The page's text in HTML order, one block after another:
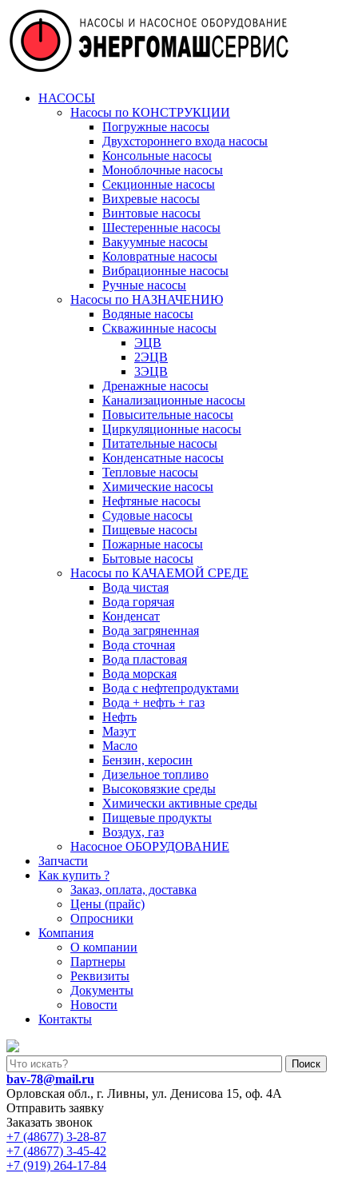
НАСОСЫ
Насосы по КОНСТРУКЦИИ
Погружные насосы
Двухстороннего входа насосы
Консольные насосы
Моноблочные насосы
Секционные насосы
Вихревые насосы
Винтовые насосы
Шестеренные насосы
Вакуумные насосы
Коловратные насосы
Вибрационные насосы
Ручные насосы
Насосы по НАЗНАЧЕНИЮ
Водяные насосы
Скважинные насосы
ЭЦВ
2ЭЦВ
3ЭЦВ
Дренажные насосы
Канализационные насосы
Повысительные насосы
Циркуляционные насосы
Питательные насосы
Конденсатные насосы
Тепловые насосы
Химические насосы
Нефтяные насосы
Судовые насосы
Пищевые насосы
Пожарные насосы
Бытовые насосы
Насосы по КАЧАЕМОЙ СРЕДЕ
Вода чистая
Вода горячая
Конденсат
Вода загряненная
Вода сточная
Вода пластовая
Вода морская
Вода с нефтепродуктами
Вода + нефть + газ
Нефть
Мазут
Масло
Бензин, керосин
Дизельное топливо
Высоковязкие среды
Химически активные среды
Пищевые продукты
Воздух, газ
Насосное ОБОРУДОВАНИЕ
Запчасти
Как купить ?
Заказ, оплата, доставка
Цены (прайс)
Опросники
Компания
О компании
Партнеры
Реквизиты
Документы
Новости
Контакты
Поиск
bav-78@mail.ru
Орловская обл., г. Ливны, ул. Денисова 15, оф. 4А
Отправить заявку
Заказать звонок
+7 (48677) 3-28-87
+7 (48677) 3-45-42
+7 (919) 264-17-84